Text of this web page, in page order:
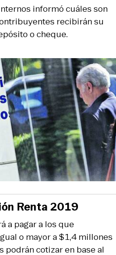
informó cuáles son
recibirán su
o cheque.
a pagar a los que
o mayor a $1,4 millones
podrán cotizar en base al
Renta 2019